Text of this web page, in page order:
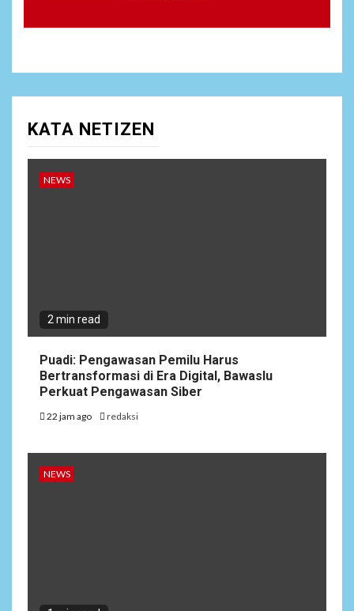
KATA NETIZEN
NEWS
2 min read
Puadi: Pengawasan Pemilu Harus
Bertransformasi di Era Digital, Bawaslu
Perkuat Pengawasan Siber
22 jam ago redaksi
NEWS